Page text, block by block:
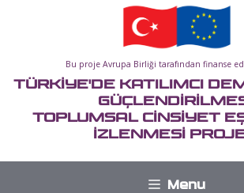
Bu proje Avrupa Birliği tarafından finanse
TÜRKİYE'DE KATILIMCI
TOPLUMSAL CİNSİYET
İZLENMESİ
Menu